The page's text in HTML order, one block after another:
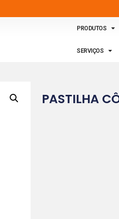
PRODUTOS
SERVIÇOS
PASTILHA